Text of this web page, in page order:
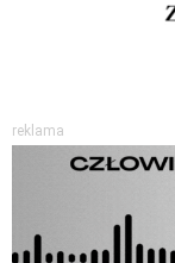
reklama